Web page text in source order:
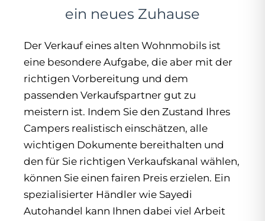
ein neues Zuhause
Der Verkauf eines alten Wohnmobils ist
eine besondere Aufgabe, die aber mit der
richtigen Vorbereitung und dem
passenden Verkaufspartner gut zu
meistern ist. Indem Sie den Zustand Ihres
Campers realistisch einschätzen, alle
wichtigen Dokumente bereithalten und
den für Sie richtigen Verkaufskanal wählen,
können Sie einen fairen Preis erzielen. Ein
spezialisierter Händler wie Sayedi
Autohandel kann Ihnen dabei viel Arbeit